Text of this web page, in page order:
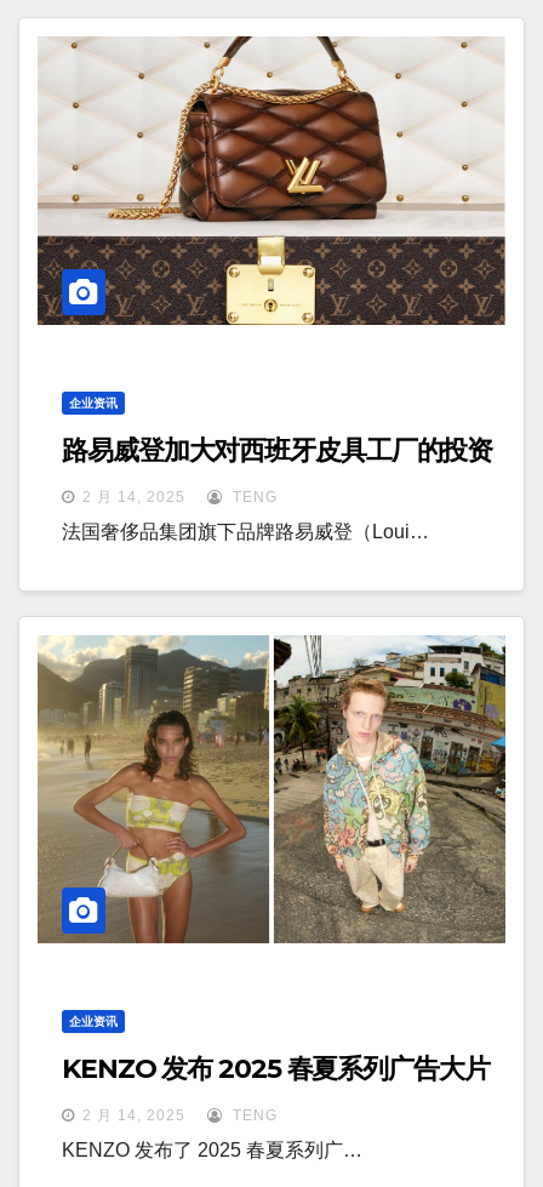
企业资讯
路易威登加大对西班牙皮具工厂的投资
2 月 14, 2025 TENG
法国奢侈品集团旗下品牌路易威登（Loui…
企业资讯
KENZO 发布 2025 春夏系列广告大片
2 月 14, 2025 TENG
KENZO 发布了 2025 春夏系列广…